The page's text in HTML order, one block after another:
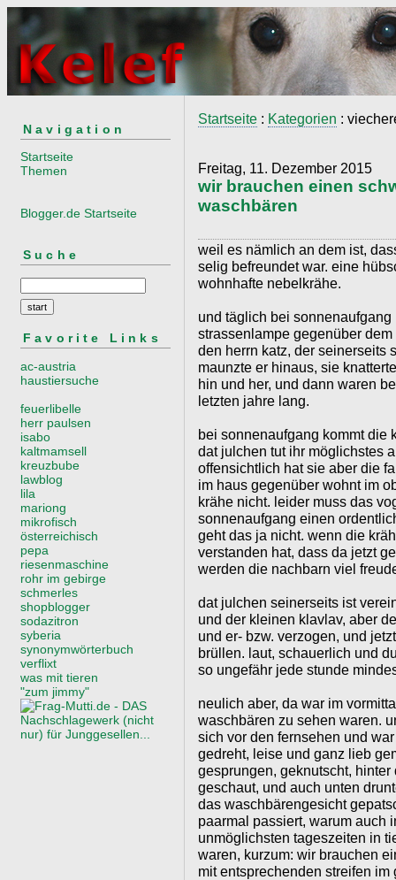
Navigation
Startseite
Themen
Blogger.de Startseite
Suche
Favorite Links
ac-austria
haustiersuche
feuerlibelle
herr paulsen
isabo
kaltmamsell
kreuzbube
lawblog
lila
mariong
mikrofisch
österreichisch
pepa
riesenmaschine
rohr im gebirge
schmerles
shopblogger
sodazitron
syberia
synonymwörterbuch
verflixt
was mit tieren
"zum jimmy"
Startseite : Kategorien :
Freitag, 11. Dezember 2015
wir brauchen einen
waschbären
weil es nämlich an dem ist,
selig befreundet war. eine
wohnhafte nebelkrähe.
und täglich bei
strassenlampe gegenüber
den herrn katz, der seinerseits
maunzte er hinaus, sie
hin und her, und dann waren
letzten jahre lang.
bei sonnenaufgang kommt die
dat julchen tut ihr möglichstes
offensichtlich hat sie aber die
im haus gegenüber wohnt im
krähe nicht. leider muss das
sonnenaufgang einen
geht das ja nicht. wenn die
verstanden hat, dass da jetzt
werden die nachbarn viel
dat julchen seinerseits ist
und der kleinen klavlav, aber
und er- bzw. verzogen, und
brüllen. laut, schauerlich und
so ungefähr jede stunde
neulich aber, da war im
waschbären zu sehen waren.
sich vor den fernsehen und
gedreht, leise und ganz lieb
gesprungen, geknutscht,
geschaut, und auch unten
das waschbärengesicht
paarmal passiert, warum auch
unmöglichsten tageszeiten in
waren, kurzum: wir brauchen
mit entsprechenden streifen im